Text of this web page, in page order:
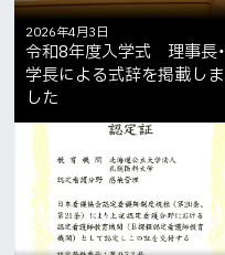
2026年4月3日
令和8年度入学式 理事長・
学長による式辞を掲載しま
した